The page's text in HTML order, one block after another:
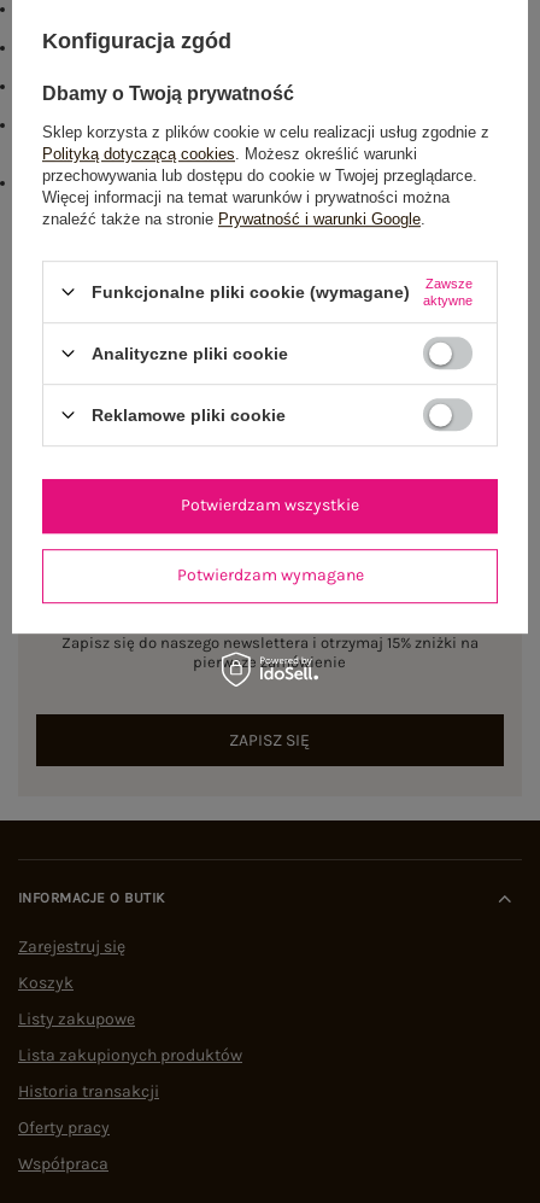
#skład materiału :
#sposób prania :
pranie w pralce w 30°C
#modelka:
Modelka ma na sobie rozmiar S/M. Wymiary modelki: wzrost 167 cm,
biust 73 cm, talia 64 cm, biodra 91 cm
emblemat_FP:
txt_COTTON COMFORT#546070#FFFFFF, dół,lewo,col
Dostępny
Rozmiar: L/XL
Centrum Logistyczne Nadarzyn
Dostępny
NEWSLETTER
Zapisz się do naszego newslettera i otrzymaj 15% zniżki na
pierwsze zamówienie
ZAPISZ SIĘ
INFORMACJE O BUTIK
Zarejestruj się
Koszyk
Listy zakupowe
Lista zakupionych produktów
Historia transakcji
Oferty pracy
Współpraca
Konfiguracja zgód
Dbamy o Twoją prywatność
Sklep korzysta z plików cookie w celu realizacji usług zgodnie z
Polityką dotyczącą cookies . Możesz określić warunki
przechowywania lub dostępu do cookie w Twojej przeglądarce.
Więcej informacji na temat warunków i prywatności można
znaleźć także na stronie Prywatność i warunki Google
Funkcjonalne pliki cookie (wymagane)
Zawsze
aktywne
Analityczne pliki cookie
Reklamowe pliki cookie
Potwierdzam wymagane
Potwierdzam wszystkie